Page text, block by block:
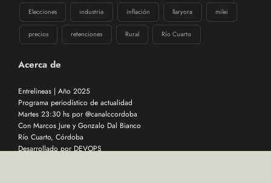
Elecciones industria inflación llaryora milei
precios retenciones Rural Río Cuarto
Acerca de
Entrelineas | Año 2025
Programa periodístico de actualidad
Martes 23:30 hs por @canalccordoba
Con Marcos Jure y Gonzalo Dal Bianco
Río Cuarto, Córdoba
Desarrollado porDEVOPS